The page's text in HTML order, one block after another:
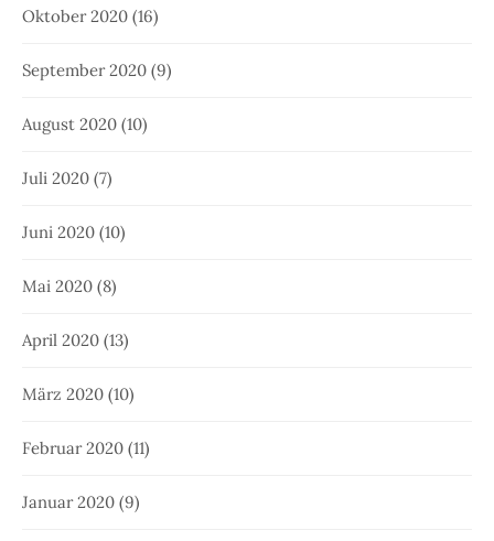
Oktober 2020 (16)
September 2020 (9)
August 2020 (10)
Juli 2020 (7)
Juni 2020 (10)
Mai 2020 (8)
April 2020 (13)
März 2020 (10)
Februar 2020 (11)
Januar 2020 (9)